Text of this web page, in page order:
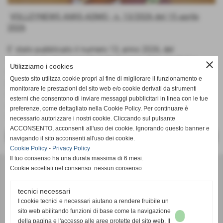
VOLLEYNEWS AMIS-ADMO - n. 13/2026 del 15 aprile
E' stato pubblicato il numero 13, anno 2026, del
classifiche delle nostre squadre. Questo progetto è reso
possibile grazie anche al prezioso contributo dei dirigenti
che collaboreranno alla raccolta del materiale e ci
auguriamo possa diventare punto di riferimento per i nostri
sostenitori.
<< PRECEDENTE
Associazione Sportiva Dilettantistica
close
Utilizziamo i cookies
Questo sito utilizza cookie propri al fine di migliorare il funzionamento e
monitorare le prestazioni del sito web e/o cookie derivati da strumenti
esterni che consentono di inviare messaggi pubblicitari in linea con le tue
preferenze, come dettagliato nella Cookie Policy. Per continuare è
necessario autorizzare i nostri cookie. Cliccando sul pulsante
ACCONSENTO, acconsenti all'uso dei cookie. Ignorando questo banner e
navigando il sito acconsenti all'uso dei cookie.
Cookie Policy - Privacy Policy
Il tuo consenso ha una durata massima di 6 mesi.
Cookie accettati nel consenso: nessun consenso
tecnici necessari
I cookie tecnici e necessari aiutano a rendere fruibile un
sito web abilitando funzioni di base come la navigazione
della pagina e l'accesso alle aree protette del sito web. Il